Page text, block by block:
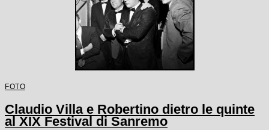
FOTO
Claudio Villa e Robertino dietro le quinte
al XIX Festival di Sanremo